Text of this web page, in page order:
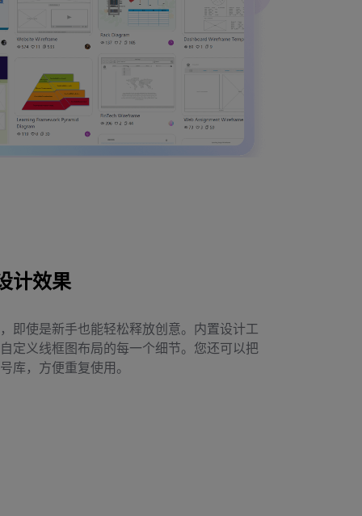
计效果
即使是新手也能轻松释放创意。内置设计工
定义线框图布局的每一个细节。您还可以把
库，方便重复使用。